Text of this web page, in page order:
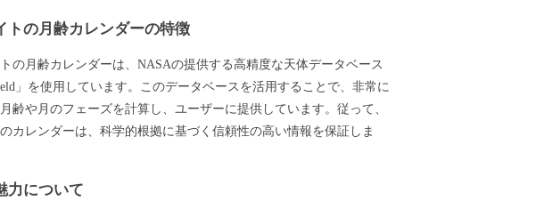
トの月齢カレンダーの特徴
の月齢カレンダーは、NASAの提供する高精度な天体データベース
」を使用しています。このデータベースを活用することで、非常に
齢や月のフェーズを計算し、ユーザーに提供しています。従って、
カレンダーは、科学的根拠に基づく信頼性の高い情報を保証しま
力について